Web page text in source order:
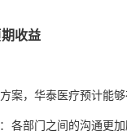
收益
案，华泰医疗预计能
：各部门之间的沟通更